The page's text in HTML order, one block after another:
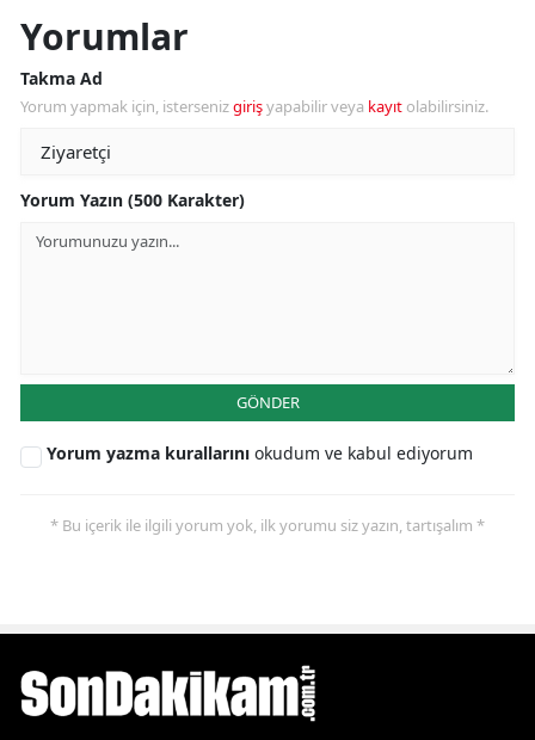
Yorumlar
Takma Ad
Yorum yapmak için, istersenizgirişyapabilir veya kayıt olabilirsiniz.
Yorum Yazın (500 Karakter)
GÖNDER
Yorum yazma kurallarını okudum ve kabul ediyorum
* Bu içerik ile ilgili yorum yok, ilk yorumu siz yazın, tartışalım *